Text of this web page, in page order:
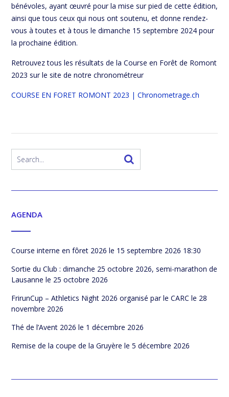
bénévoles, ayant œuvré pour la mise sur pied de cette édition,
ainsi que tous ceux qui nous ont soutenu, et donne rendez-
vous à toutes et à tous le dimanche 15 septembre 2024 pour
la prochaine édition.
Retrouvez tous les résultats de la Course en Forêt de Romont
2023 sur le site de notre chronométreur
COURSE EN FORET ROMONT 2023 | Chronometrage.ch
AGENDA
Course interne en fôret 2026 le 15 septembre 2026 18:30
Sortie du Club : dimanche 25 octobre 2026, semi-marathon de
Lausanne le 25 octobre 2026
FrirunCup – Athletics Night 2026 organisé par le CARC le 28
novembre 2026
Thé de l’Avent 2026 le 1 décembre 2026
Remise de la coupe de la Gruyère le 5 décembre 2026